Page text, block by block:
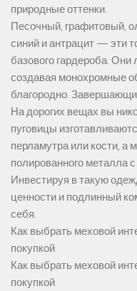
природные оттенки.
Песочный, графитовый,
синий и антрацит — эти
базового гардероба.
создавая монохромные
благородно.
На дорогих вещах вы
пуговицы
перламутра или кости, а
полированного металла
Инвестируя в такую
ценности и подлинный
себя.
Как выбрать меховой
покупкой
Как выбрать меховой
покупкой